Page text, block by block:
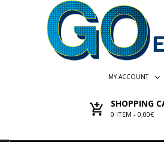
MY ACCOUNT
SHOPPING
0 ITEM - 0,00€